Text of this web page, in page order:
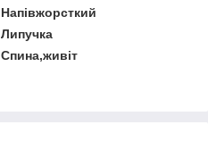
Напівжорсткий
Липучка
Спина,живіт